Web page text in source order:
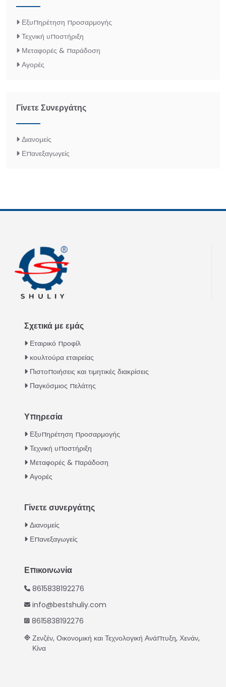
Εξυπηρέτηση προσαρμογής
Τεχνική υποστήριξη
Μεταφορές & παράδοση
Αγορές
Γίνετε Συνεργάτης
Διανομείς
Επανεξαγωγείς
Σχετικά με εμάς
Εταιρικό προφίλ
κουλτούρα εταιρείας
Πιστοποιήσεις και τιμητικές διακρίσεις
Παγκόσμιος πελάτης
Υπηρεσία
Εξυπηρέτηση προσαρμογής
Τεχνική υποστήριξη
Μεταφορές & παράδοση
Αγορές
Γίνετε συνεργάτης
Διανομείς
Επανεξαγωγείς
Επικοινωνία
8615838192276
info@bestshuliy.com
8615838192276
Ζενζέν, Οικονομική και Τεχνολογική Ανάπτυξη, Χενάν,
ΚίναPortuguese
Spanish
Turkish
Swahili
Urdu
Italian